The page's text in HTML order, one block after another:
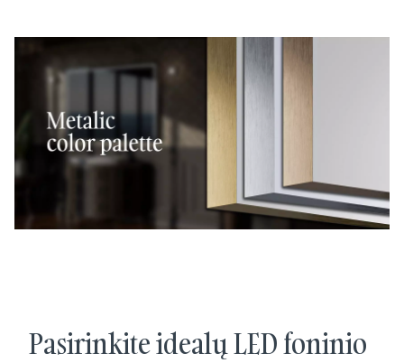
Pasirinkite idealų LED foninio